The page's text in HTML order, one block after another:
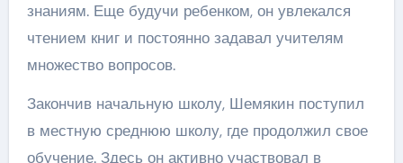
знаниям. Еще будучи ребенком, он увлекался
чтением книг и постоянно задавал учителям
множество вопросов.
Закончив начальную школу, Шемякин поступил
в местную среднюю школу, где продолжил свое
обучение. Здесь он активно участвовал в